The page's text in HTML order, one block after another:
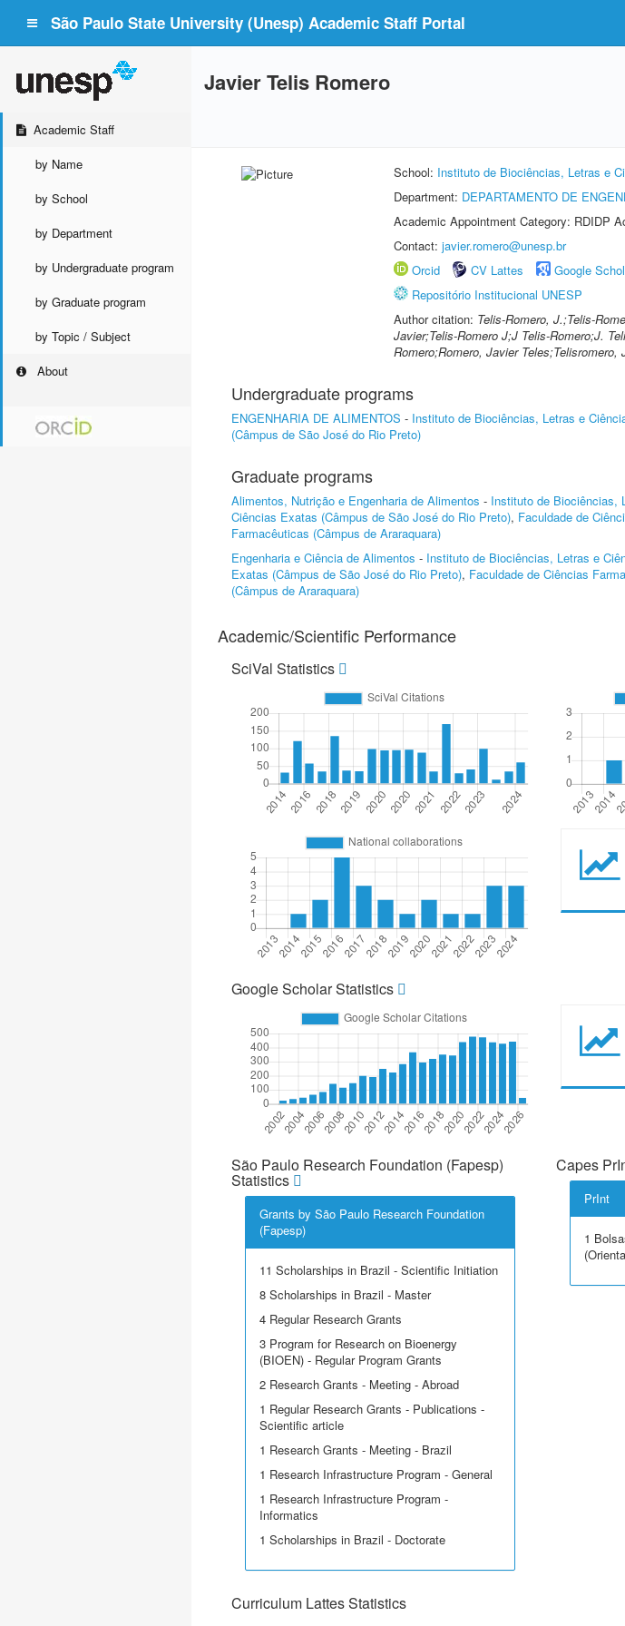
São Paulo State University (Unesp) Academic Staff Portal
Academic Staff
by Name
by School
by Department
by Undergraduate program
by Graduate program
by Topic / Subject
About
Javier Telis Romero
School: Instituto de Biociências, Letras e
Department: DEPARTAMENTO DE
Academic Appointment Category: RDIDP
Contact: javier.romero@unesp.br
Orcid
CV Lattes Google
Repositório Institucional UNESP
Author citation: Telis-Romero, J.;Telis-
Javier;Telis-Romero J;J Telis-Romero;J.
Romero;Romero, Javier Teles;Telisromero,
Undergraduate programs
ENGENHARIA DE ALIMENTOS - Instituto de Biociências, Letras e
(Câmpus de São José do Rio Preto)
Graduate programs
Alimentos, Nutrição e Engenharia de Alimentos - Instituto de Biociências,
Ciências Exatas (Câmpus de São José do Rio Preto), Faculdade de
Farmacêuticas (Câmpus de Araraquara)
Engenharia e Ciência de Alimentos - Instituto de Biociências, Letras e
Exatas (Câmpus de São José do Rio Preto), Faculdade de Ciências
(Câmpus de Araraquara)
Academic/Scientific Performance
SciVal Statistics
Google Scholar Statistics
São Paulo Research Foundation (Fapesp)
Statistics
Grants by São Paulo Research Foundation
(Fapesp)
11 Scholarships in Brazil - Scientific Initiation
8 Scholarships in Brazil - Master
4 Regular Research Grants
3 Program for Research on Bioenergy
(BIOEN) - Regular Program Grants
2 Research Grants - Meeting - Abroad
1 Regular Research Grants - Publications -
Scientific article
1 Research Grants - Meeting - Brazil
1 Research Infrastructure Program - General
1 Research Infrastructure Program -
Informatics
1 Scholarships in Brazil - Doctorate
Capes
PrInt
1
Curriculum Lattes Statistics